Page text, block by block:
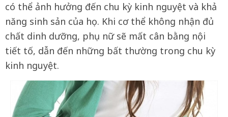
có thể ảnh hưởng đến chu kỳ kinh nguyệt và khả
năng sinh sản của họ. Khi cơ thể không nhận đủ
chất dinh dưỡng, phụ nữ sẽ mất cân bằng nội
tiết tố, dẫn đến những bất thường trong chu kỳ
kinh nguyệt.